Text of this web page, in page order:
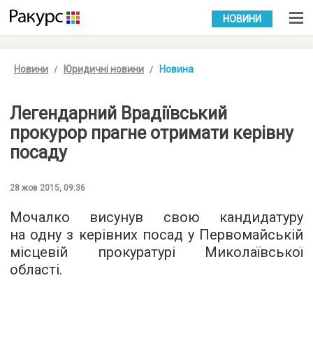
УКР РУС
НОВИНИ
Новини Юридичні новини Новина
Легендарний Врадіївський
прокурор прагне отримати керівну
посаду
28 жов 2015, 09:36
Мочалко висунув свою кандидатуру
на одну з керівних посад у Первомайській
місцевій прокуратурі Миколаївської
області.